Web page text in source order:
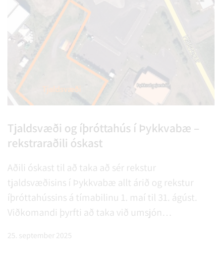
Tjaldsvæði og íþróttahús í Þykkvabæ –
rekstraraðili óskast
Aðili óskast til að taka að sér rekstur
tjaldsvæðisins í Þykkvabæ allt árið og rekstur
íþróttahússins á tímabilinu 1. maí til 31. ágúst.
Viðkomandi þyrfti að taka við umsjón
maí 2026. Tjaldsvæðið og íþróttahúsið eru leigð
25. september 2025